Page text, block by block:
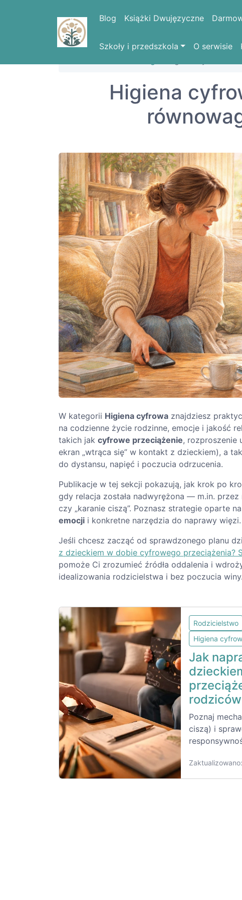
Blog Książki Dwujęzyczne
Szkoły i przedszkola O serwisie
Higiena
W kategorii Higiena cyfrowa znajdziesz
na codzienne życie rodzinne, emocje i jakość
takich jak cyfrowe przeciążenie, rozproszenie
ekran „wtrąca się” w kontakt z dzieckiem), a
do dystansu, napięć i poczucia odrzucenia.
Publikacje w tej sekcji pokazują, jak krok po
gdy relacja została nadwyrężona — m.in.
czy „karanie ciszą”. Poznasz strategie oparte
emocji i konkretne narzędzia do naprawy więzi.
Jeśli chcesz zacząć od sprawdzonego planu
z dzieckiem w dobie cyfrowego przeciążenia?
pomoże Ci zrozumieć źródła oddalenia i
idealizowania rodzicielstwa i bez poczucia winy.
Rodzicielstwo
Higiena
Jak
rodziców
Poznaj
ciszą) i